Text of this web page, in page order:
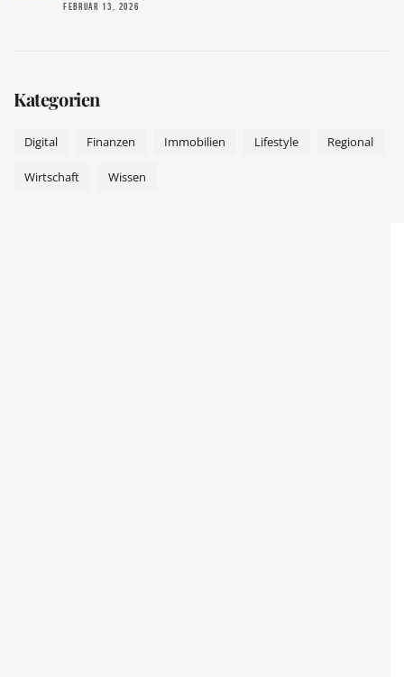
FEBRUAR 13, 2026
Kategorien
Digital Finanzen Immobilien Lifestyle Regional
Wirtschaft Wissen